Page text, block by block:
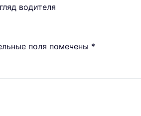
водителя
поля помечены *